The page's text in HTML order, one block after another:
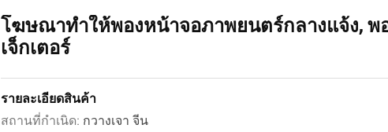
โฆษณาทำให้พองหน้าจอภาพยนตร์กลางแจ้ง, พ
เจ็กเตอร์
รายละเอียดสินค้า
สถานที่กำเนิด: กวางเจา จีน